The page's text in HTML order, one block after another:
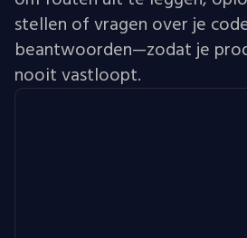
stellen of vragen over je
beantwoorden—zodat je
nooit vastloopt.